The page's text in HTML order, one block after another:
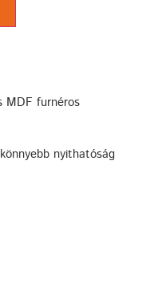
MDF furnéros
nyithatóság